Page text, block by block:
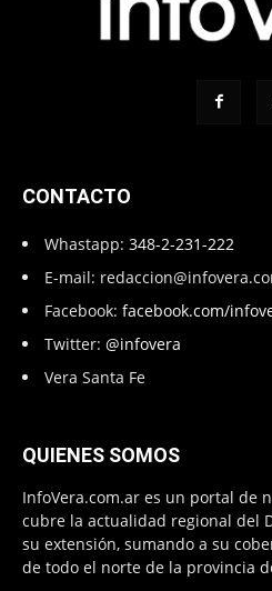
CONTACTO
Whastapp: 348-2-231-222
E-mail:
Facebook: facebook.com/
Twitter: @infovera
Vera Santa Fe
QUIENES SOMOS
InfoVera.com.ar es un portal de
cubre la actualidad regional del
su extensión, sumando a su
de todo el norte de la provincia